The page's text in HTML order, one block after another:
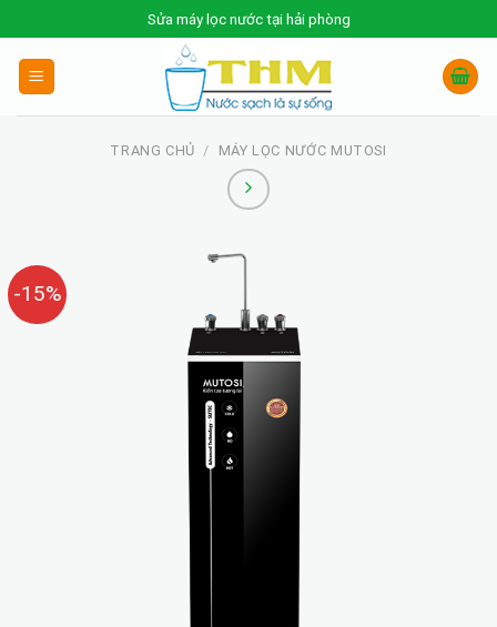
to
content
Sửa máy lọc nước tại hải phòng
TRANG CHỦ / MÁY LỌC NƯỚC MUTOSI
-15%